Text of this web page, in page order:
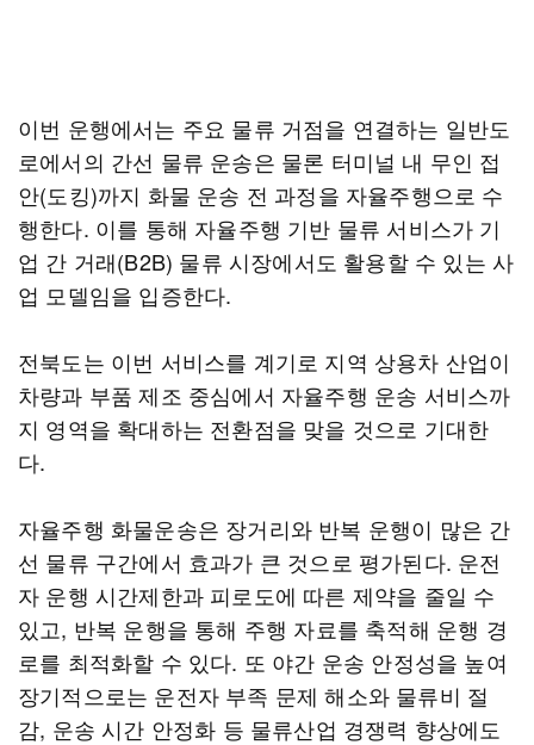
이번 운행에서는 주요 물류 거점을 연결하는 일반도
로에서의 간선 물류 운송은 물론 터미널 내 무인 접
안(도킹)까지 화물 운송 전 과정을 자율주행으로 수
행한다. 이를 통해 자율주행 기반 물류 서비스가 기
업 간 거래(B2B) 물류 시장에서도 활용할 수 있는 사
업 모델임을 입증한다.
전북도는 이번 서비스를 계기로 지역 상용차 산업이
차량과 부품 제조 중심에서 자율주행 운송 서비스까
지 영역을 확대하는 전환점을 맞을 것으로 기대한
다.
자율주행 화물운송은 장거리와 반복 운행이 많은 간
선 물류 구간에서 효과가 큰 것으로 평가된다. 운전
자 운행 시간제한과 피로도에 따른 제약을 줄일 수
있고, 반복 운행을 통해 주행 자료를 축적해 운행 경
로를 최적화할 수 있다. 또 야간 운송 안정성을 높여
장기적으로는 운전자 부족 문제 해소와 물류비 절
감, 운송 시간 안정화 등 물류산업 경쟁력 향상에도